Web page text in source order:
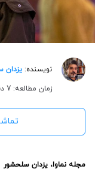
نویسنده: یزدان
زمان مطالعه: 7 دقیقه
مجله نماوا، یزدان سلحشور